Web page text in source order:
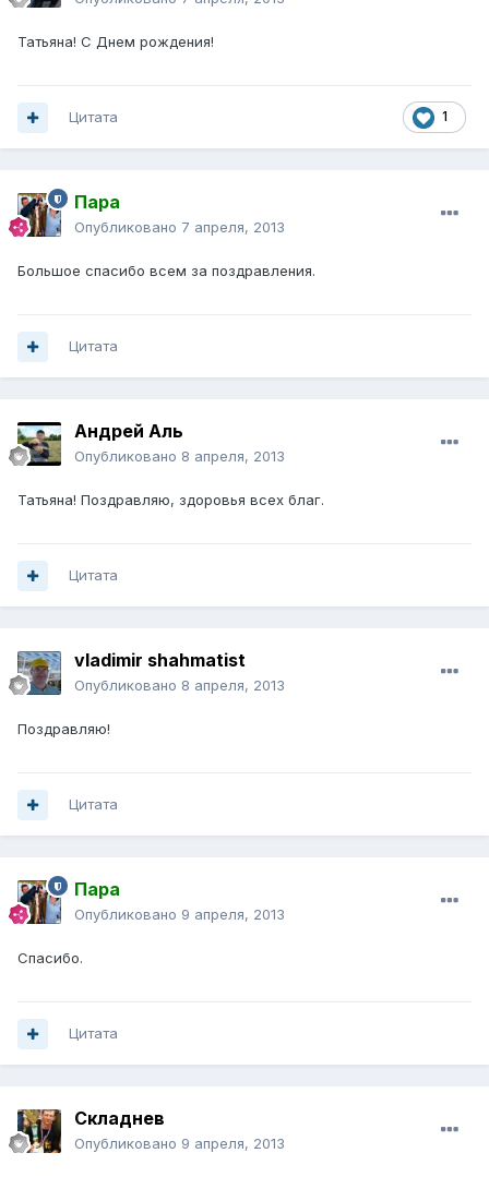
Татьяна! С Днем рождения!
1
Цитата
Пара
Опубликовано 7 апреля, 2013
Большое спасибо всем за поздравления.
Цитата
Андрей Аль
Опубликовано 8 апреля, 2013
Татьяна! Поздравляю, здоровья всех благ.
Цитата
vladimir shahmatist
Опубликовано 8 апреля, 2013
Поздравляю!
Цитата
Пара
Опубликовано 9 апреля, 2013
Спасибо.
Цитата
Складнев
Опубликовано 9 апреля, 2013